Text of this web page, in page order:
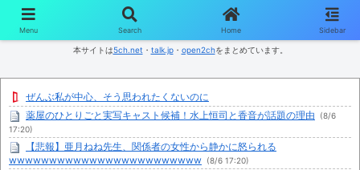
コンテンツへスキップ
本サイトは5ch.net ・ talk.jp・ open2chをまとめています。
ぜんぶ私が中心、そう思われたくないのに
薬屋のひとりごと実写キャスト候補！水上恒司と香音が話題の理由
(8/6
17:20)
【悲報】亜月ねね先生、関係者の女性から静かに怒られる
wwwwwwwwwwwwwwwwwwwwwwww (8/6 17:20)
Menu Search Home Sidebar